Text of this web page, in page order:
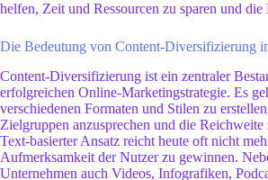
helfen, Zeit und Ressourcen zu sparen und
Die Bedeutung von Content-Diversifizierung
Content-Diversifizierung ist ein zentraler
erfolgreichen Online-Marketingstrategie. Es
verschiedenen Formaten und Stilen zu
Zielgruppen anzusprechen und die
Text-basierter Ansatz reicht heute oft nicht
Aufmerksamkeit der Nutzer zu gewinnen.
Unternehmen auch Videos, Infografiken,